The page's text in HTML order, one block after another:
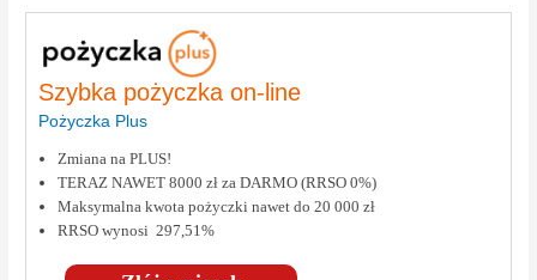
Szybka pożyczka on-line
Pożyczka Plus
Zmiana na PLUS!
TERAZ NAWET 8000 zł za DARMO (RRSO 0%)
Maksymalna kwota pożyczki nawet do 20 000 zł
RRSO wynosi 297,51%